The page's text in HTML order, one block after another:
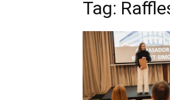
Tag: